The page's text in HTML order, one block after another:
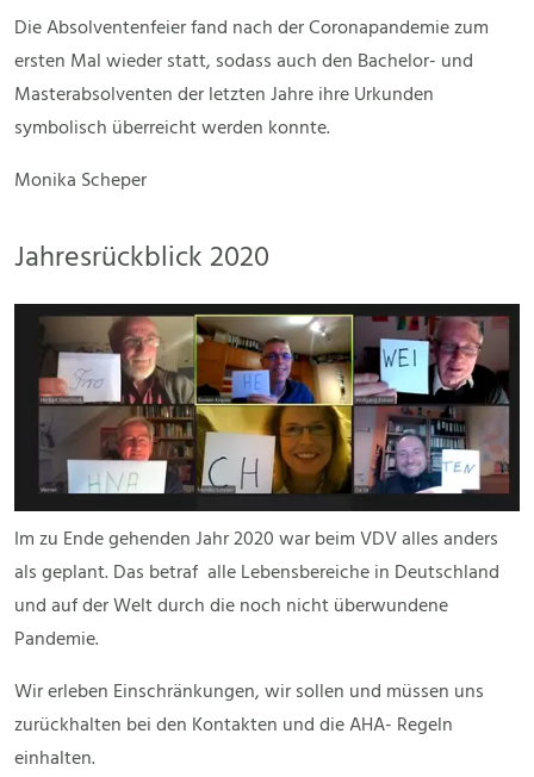
Die Absolventenfeier fand nach der Coronapandemie zum
ersten Mal wieder statt, sodass auch den Bachelor- und
Masterabsolventen der letzten Jahre ihre Urkunden
symbolisch überreicht werden konnte.
Monika Scheper
Jahresrückblick 2020
Im zu Ende gehenden Jahr 2020 war beim VDV alles anders
als geplant. Das betraf alle Lebensbereiche in Deutschland
und auf der Welt durch die noch nicht überwundene
Pandemie.
Wir erleben Einschränkungen, wir sollen und müssen uns
zurückhalten bei den Kontakten und die AHA- Regeln
einhalten.